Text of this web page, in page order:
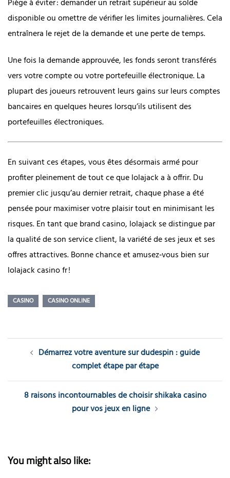
Piège à éviter : demander un retrait supérieur au solde
disponible ou omettre de vérifier les limites journalières. Cela
entraînera le rejet de la demande et une perte de temps.
Une fois la demande approuvée, les fonds seront transférés
vers votre compte ou votre portefeuille électronique. La
plupart des joueurs retrouvent leurs gains sur leurs comptes
bancaires en quelques heures lorsqu’ils utilisent des
portefeuilles électroniques.
En suivant ces étapes, vous êtes désormais armé pour
profiter pleinement de tout ce que lolajack a à offrir. Du
premier clic jusqu’au dernier retrait, chaque phase a été
pensée pour maximiser votre plaisir tout en minimisant les
risques. En tant que brand casino, lolajack se distingue par
la qualité de son service client, la variété de ses jeux et ses
offres attractives. Bonne chance et amusez‑vous bien sur
lolajack casino fr !
CASINO CASINO ONLINE
Post
navigationDémarrez votre aventure sur dudespin : guide
complet étape par étape
8 raisons incontournables de choisir shikaka casino
pour vos jeux en ligne
You might also like: